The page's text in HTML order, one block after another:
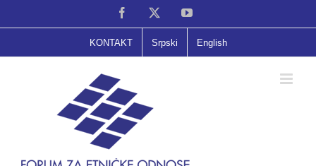
Facebook YouTube
KONTAKT Srpski English